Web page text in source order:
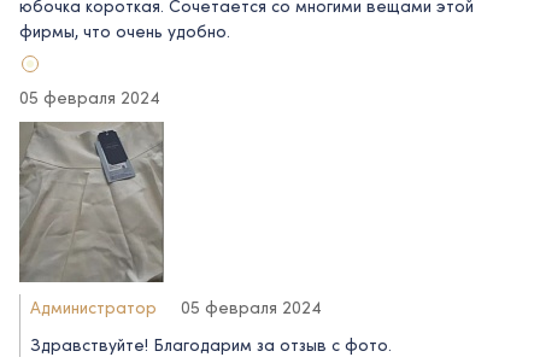
юбочка короткая. Сочетается со многими вещами этой
фирмы, что очень удобно.
05 февраля 2024
Администратор
05 февраля 2024
Здравствуйте! Благодарим за отзыв с фото.